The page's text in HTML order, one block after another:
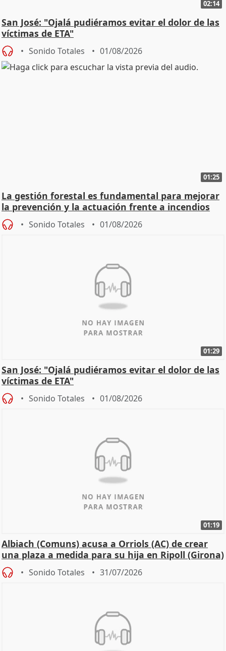
02:14
San José: "Ojalá pudiéramos evitar el dolor de las
víctimas de ETA"
Sonido Totales 01/08/2026
01:25
La gestión forestal es fundamental para mejorar
la prevención y la actuación frente a incendios
Sonido Totales 01/08/2026
01:29
San José: "Ojalá pudiéramos evitar el dolor de las
víctimas de ETA"
Sonido Totales 01/08/2026
01:19
Albiach (Comuns) acusa a Orriols (AC) de crear
una plaza a medida para su hija en Ripoll (Girona)
Sonido Totales 31/07/2026